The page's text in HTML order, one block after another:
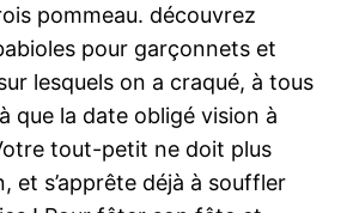
pommeau. découvrez
pour garçonnets et
lesquels on a craqué, à tous
que la date obligé vision à
tout-petit ne doit plus
et s’apprête déjà à souffler